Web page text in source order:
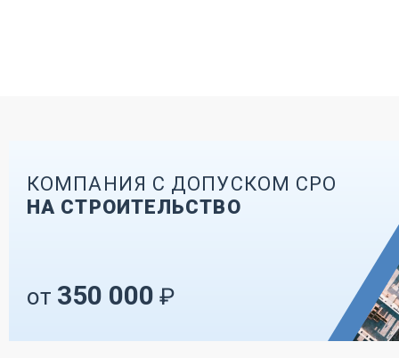
КОМПАНИЯ С ДОПУСКОМ СРО
НА СТРОИТЕЛЬСТВО
от 350 000 ₽